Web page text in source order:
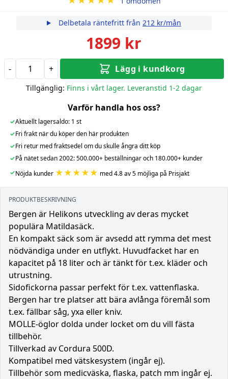
Delbetala räntefritt från 212 kr/mån
1899 kr
- + Lägg i kundkorg
Tillgänglig: Finns i vårt lager. Leveranstid 1-2 dagar
Varför handla hos oss?
✓Aktuellt lagersaldo: 1 st
✓Fri frakt när du köper den här produkten
✓Fri retur med fraktsedel om du skulle ångra ditt köp
✓På nätet sedan 2002: 500.000+ beställningar och 180.000+ kunder
✓Nöjda kunder ★★★★★ med 4.8 av 5 möjliga på Prisjakt
PRODUKTBESKRIVNING
Bergen är Helikons utveckling av deras mycket
populära Matildasäck.
En kompakt säck som är avsedd att rymma det mest
nödvändiga under en utflykt. Huvudfacket har en
kapacitet på 18 liter och är tänkt för t.ex. kläder och
utrustning.
Sidofickorna passar perfekt för t.ex. vattenflaska.
Bergen har tre platser att bära avlånga föremål som
t.ex. fällbar såg, yxa eller kniv.
MOLLE-öglor dolda under locket om du vill fästa
tillbehör.
Tillverkad av Cordura 500D.
Kompatibel med vätskesystem (ingår ej).
Tillbehör som medicväska, flaska, patch mm ingår ej.